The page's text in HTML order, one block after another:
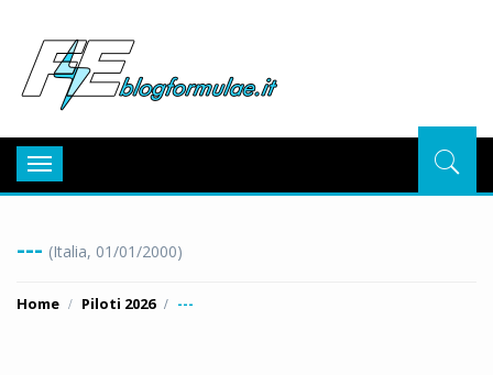
Toggle
navigation
--- (Italia, 01/01/2000)
Home Piloti 2026 ---